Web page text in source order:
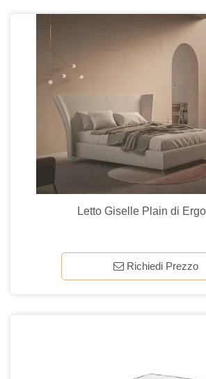
Letto Giselle Plain di
Richiedi Prezzo